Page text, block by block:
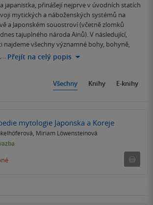
japanistka, přinášejí nejprve v úvodních statích
mytických a náboženských systémů na
a Japonském souostroví (včetně zlomků
tajuplného národa Ainů). V následující,
najdeme všechny významné bohy, bohyně,
Přejít na celý popis
Všechny Knihy E-knihy
mytologie Japonska a Koreje
Miriam Löwensteinová